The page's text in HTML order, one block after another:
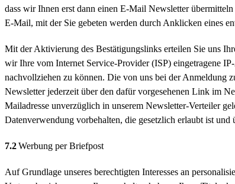
dass wir Ihnen erst dann einen E-Mail Newsletter
E-Mail, mit der Sie gebeten werden durch Anklicken eines
Mit der Aktivierung des Bestätigungslinks erteilen Sie uns
wir Ihre vom Internet Service-Provider (ISP) eingetragene
nachvollziehen zu können. Die von uns bei der Anmeldung
Newsletter jederzeit über den dafür vorgesehenen Link im
Mailadresse unverzüglich in unserem Newsletter-Verteiler
Datenverwendung vorbehalten, die gesetzlich erlaubt ist
7.2Werbung per Briefpost
Auf Grundlage unseres berechtigten Interesses an